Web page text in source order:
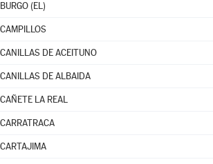
BURGO (EL)
CAMPILLOS
CANILLAS DE ACEITUNO
CANILLAS DE ALBAIDA
CAÑETE LA REAL
CARRATRACA
CARTAJIMA